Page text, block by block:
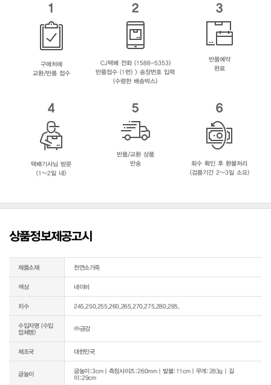
1
구매처에
교환/반품 접수
2
CJ택배 전화 (1588-5353)
반품접수 (1번) > 송장번호 입력
(수령한 배송박스)
3
반품예약
완료
4
택배기사님 방문
(1~2일 내)
5
반품/교환 상품
반송
6
회수 확인 후 환불처리
(검품기간 2~3일 소요)
상품정보제공고시
제품소재 천연소가죽
색상 네이비
치수 245,250,255,260,265,270,275,280,285,
수입자명 (수입
업체명)
㈜금강
제조국 대한민국
굽높이
굽높이:3cm｜측정사이즈:260mm｜발볼:11cm｜무게:283g｜길
이:29cm